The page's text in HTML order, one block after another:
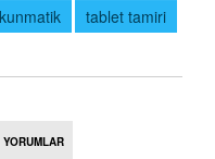
tablet tamiri
YORUMLAR